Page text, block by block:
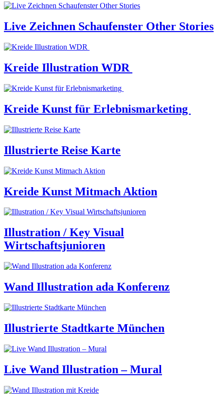
Live Zeichnen Schaufenster Other Stories
Kreide Illustration WDR
Kreide Kunst für Erlebnismarketing
Illustrierte Reise Karte
Kreide Kunst Mitmach Aktion
Illustration / Key Visual
Wirtschaftsjunioren
Wand Illustration ada Konferenz
Illustrierte Stadtkarte München
Live Wand Illustration – Mural